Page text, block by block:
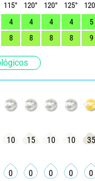
115° 120° 120° 125°
120
4 4 4 4
5
8 8 8 8 9
10 15 10 10 35
0 0 0 0 0